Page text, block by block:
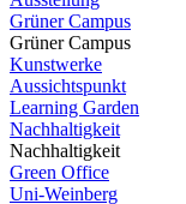
Grüner Campus
Grüner Campus
Kunstwerke
Aussichtspunkt
Learning Garden
Nachhaltigkeit
Nachhaltigkeit
Green Office
Uni-Weinberg